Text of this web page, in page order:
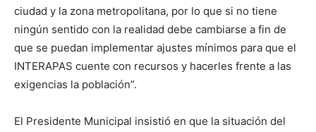
ciudad y la zona metropolitana, por lo que si no tiene
ningún sentido con la realidad debe cambiarse a fin de
que se puedan implementar ajustes mínimos para que el
INTERAPAS cuente con recursos y hacerles frente a las
exigencias la población”.
El Presidente Municipal insistió en que la situación del